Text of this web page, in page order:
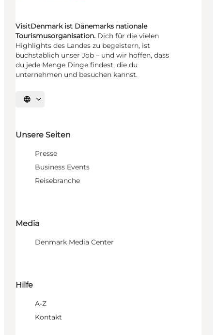
VisitDenmark ist Dänemarks nationale
Tourismusorganisation. Dich für die vielen
Highlights des Landes zu begeistern, ist
buchstäblich unser Job – und wir hoffen, dass
du jede Menge Dinge findest, die du
unternehmen und besuchen kannst.
Sprache auswählen
Unsere Seiten
Presse
Business Events
Reisebranche
Media
Denmark Media Center
Hilfe
A-Z
Kontakt